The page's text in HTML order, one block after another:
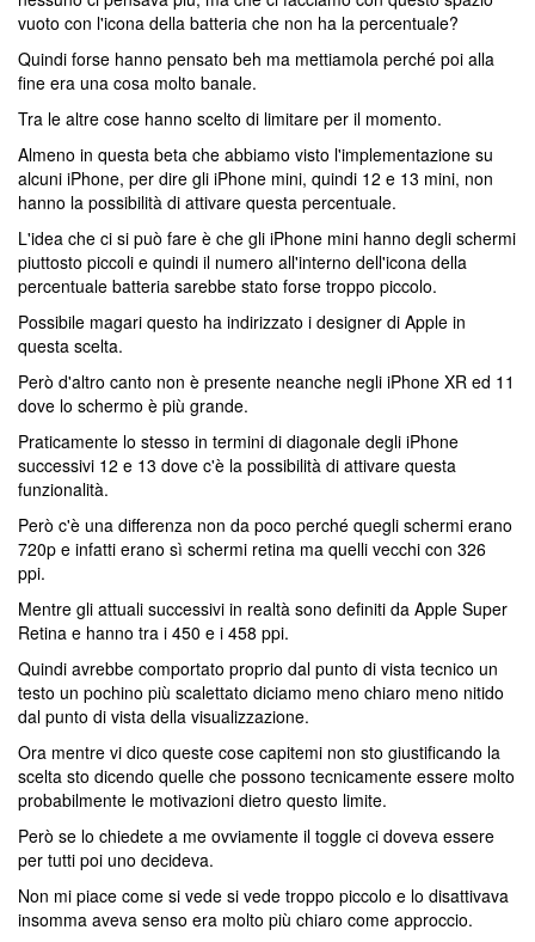
vuoto con l'icona della batteria che non ha la percentuale?
Quindi forse hanno pensato beh ma mettiamola perché poi alla
fine era una cosa molto banale.
Tra le altre cose hanno scelto di limitare per il momento.
Almeno in questa beta che abbiamo visto l'implementazione su
alcuni iPhone, per dire gli iPhone mini, quindi 12 e 13 mini, non
hanno la possibilità di attivare questa percentuale.
L'idea che ci si può fare è che gli iPhone mini hanno degli schermi
piuttosto piccoli e quindi il numero all'interno dell'icona della
percentuale batteria sarebbe stato forse troppo piccolo.
Possibile magari questo ha indirizzato i designer di Apple in
questa scelta.
Però d'altro canto non è presente neanche negli iPhone XR ed 11
dove lo schermo è più grande.
Praticamente lo stesso in termini di diagonale degli iPhone
successivi 12 e 13 dove c'è la possibilità di attivare questa
funzionalità.
Però c'è una differenza non da poco perché quegli schermi erano
720p e infatti erano sì schermi retina ma quelli vecchi con 326
ppi.
Mentre gli attuali successivi in realtà sono definiti da Apple Super
Retina e hanno tra i 450 e i 458 ppi.
Quindi avrebbe comportato proprio dal punto di vista tecnico un
testo un pochino più scalettato diciamo meno chiaro meno nitido
dal punto di vista della visualizzazione.
Ora mentre vi dico queste cose capitemi non sto giustificando la
scelta sto dicendo quelle che possono tecnicamente essere molto
probabilmente le motivazioni dietro questo limite.
Però se lo chiedete a me ovviamente il toggle ci doveva essere
per tutti poi uno decideva.
Non mi piace come si vede si vede troppo piccolo e lo disattivava
insomma aveva senso era molto più chiaro come approccio.